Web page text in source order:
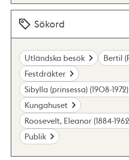
Sökord
Utländska besök
Bertil
Festdräkter
Sibylla (prinsessa) (1908-1972)
Kungahuset
Roosevelt, Eleanor (1884-
Publik